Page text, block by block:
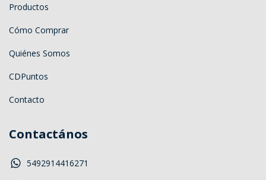
Productos
Cómo Comprar
Quiénes Somos
CDPuntos
Contacto
Contactános
5492914416271